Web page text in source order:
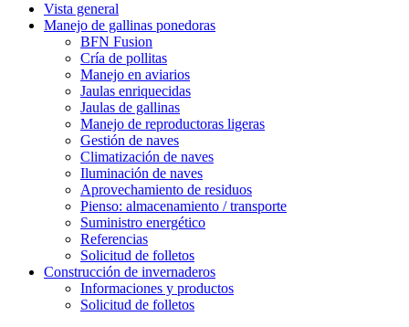
Vista general
Manejo de gallinas ponedoras
BFN Fusion
Cría de pollitas
Manejo en aviarios
Jaulas enriquecidas
Jaulas de gallinas
Manejo de reproductoras ligeras
Gestión de naves
Climatización de naves
Iluminación de naves
Aprovechamiento de residuos
Pienso: almacenamiento / transporte
Suministro energético
Referencias
Solicitud de folletos
Construcción de invernaderos
Informaciones y productos
Solicitud de folletos